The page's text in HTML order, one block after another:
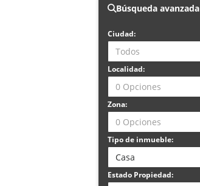
Búsqueda avanzada
Ciudad:
Todos
Localidad:
0 Opciones
Zona:
0 Opciones
Tipo de inmueble:
Casa
Estado Propiedad: